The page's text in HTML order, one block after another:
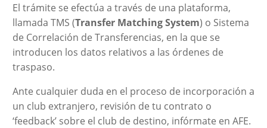
El trámite se efectúa a través de una plataforma,
llamada TMS (Transfer Matching System) o Sistema
de Correlación de Transferencias, en la que se
introducen los datos relativos a las órdenes de
traspaso.
Ante cualquier duda en el proceso de incorporación a
un club extranjero, revisión de tu contrato o
‘feedback’ sobre el club de destino, infórmate en AFE.